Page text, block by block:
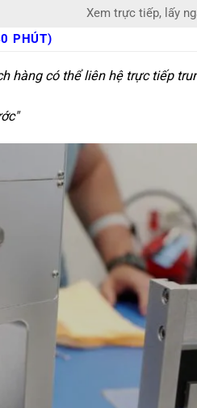
Xem trực tiếp, lấy
PHÚT)
hàng có thể liên hệ trực tiếp
"